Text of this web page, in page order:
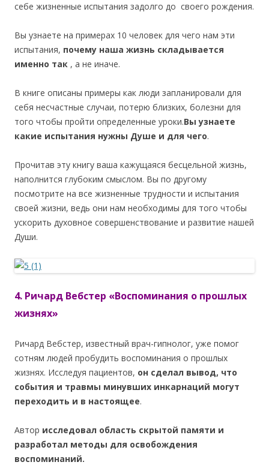
себе жизненные испытания задолго до своего рождения.
Вы узнаете на примерах 10 человек для чего нам эти
испытания, почему наша жизнь складывается
именно так , а не иначе.
В книге описаны примеры как люди запланировали для
себя несчастные случаи, потерю близких, болезни для
того чтобы пройти определенные уроки.Вы узнаете
какие испытания нужны Душе и для чего.
Прочитав эту книгу ваша кажущаяся бесцельной жизнь,
наполнится глубоким смыслом. Вы по другому
посмотрите на все жизненные трудности и испытания
своей жизни, ведь они нам необходимы для того чтобы
ускорить духовное совершенствование и развитие нашей
Души.
4. Ричард Вебстер «Воспоминания о прошлых
жизнях»
Ричард Вебстер, известный врач-гипнолог, уже помог
сотням людей пробудить воспоминания о прошлых
жизнях. Исследуя пациентов, он сделал вывод, что
события и травмы минувших инкарнаций могут
переходить и в настоящее.
Автор исследовал область скрытой памяти и
разработал методы для освобождения
воспоминаний.